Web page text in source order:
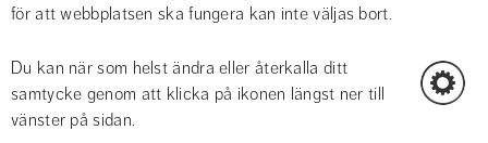
för att webbplatsen ska fungera kan inte väljas bort.
Du kan när som helst ändra eller återkalla ditt
samtycke genom att klicka på ikonen längst ner till
vänster på sidan.